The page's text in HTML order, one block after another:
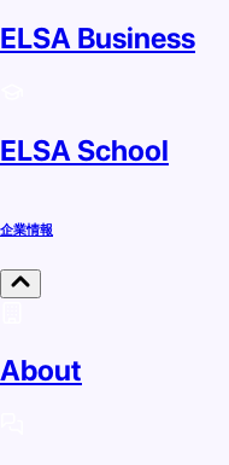
ELSA Business
ELSA School
企業情報
About